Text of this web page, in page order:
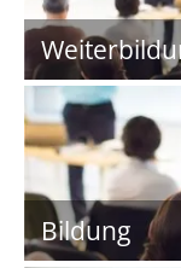
Bildung